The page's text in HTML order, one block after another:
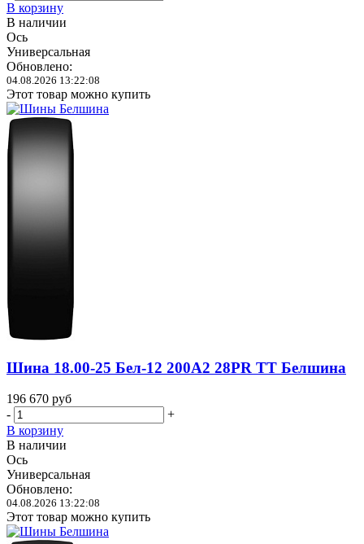
В корзину
В наличии
Ось
Универсальная
Обновлено:
04.08.2026 13:22:08
Этот товар можно купить
Шина 18.00-25 Бел-12 200A2 28PR TT Белшина
196 670 руб
-
+
В корзину
В наличии
Ось
Универсальная
Обновлено:
04.08.2026 13:22:08
Этот товар можно купить